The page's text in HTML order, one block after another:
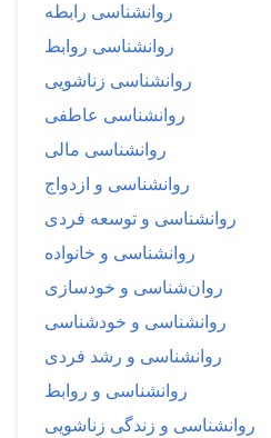
روانشناسی رابطه
روانشناسی روابط
روانشناسی زناشویی
روانشناسی عاطفی
روانشناسی مالی
روانشناسی و ازدواج
روانشناسی و توسعه فردی
روانشناسی و خانواده
روان‌شناسی و خودسازی
روانشناسی و خودشناسی
روانشناسی و رشد فردی
روانشناسی و روابط
روانشناسی و زندگی زناشویی